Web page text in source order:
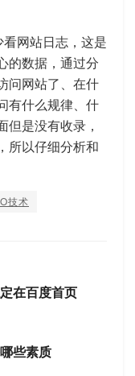
看网站日志，这是
的数据，通过分
问网站了、在什
有什么规律、什
是没有收录，
所以仔细分析和
技术
在百度首页
些素质